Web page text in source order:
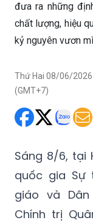
đưa ra những
chất lượng, hiệu
kỷ nguyên vươn
Thứ Hai 08/06/2026
(GMT+7)
Sáng 8/6, tại
quốc gia Sự
giáo và
Chính trị